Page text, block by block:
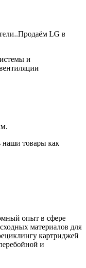
LG в
и
наши товары как
опыт в сфере
материалов для
картриджей
и